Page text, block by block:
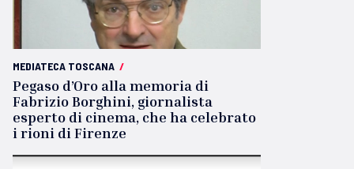
MEDIATECA TOSCANA /
Pegaso d’Oro alla memoria di
Fabrizio Borghini, giornalista
esperto di cinema, che ha celebrato
i rioni di Firenze